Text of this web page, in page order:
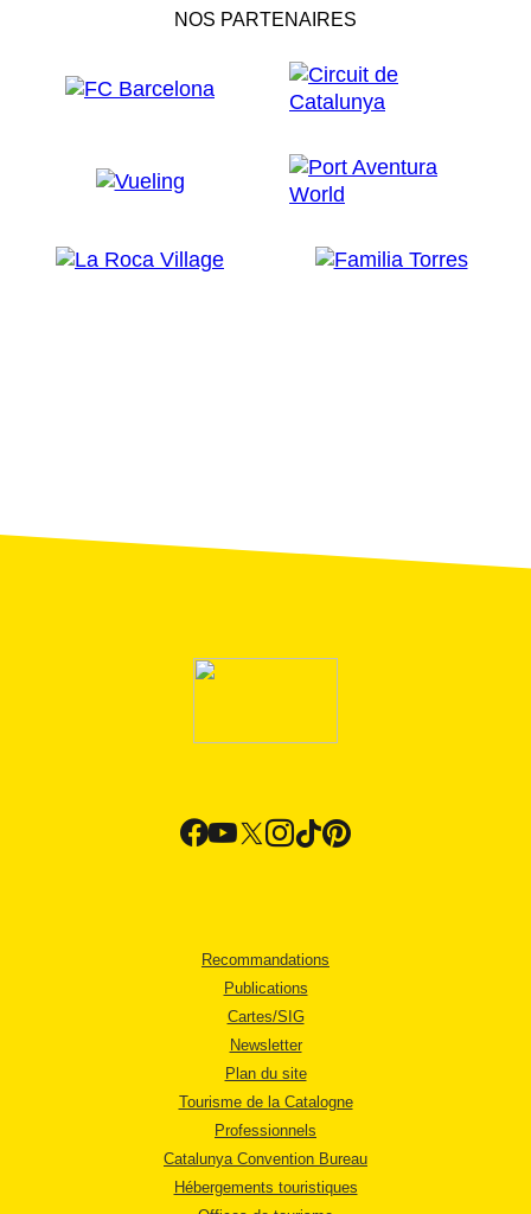
NOS PARTENAIRES
Recommandations
Publications
Cartes/SIG
Newsletter
Plan du site
Tourisme de la Catalogne
Professionnels
Catalunya Convention Bureau
Hébergements touristiques